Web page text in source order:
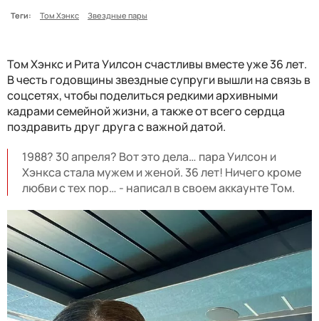
Теги:
Том Хэнкс Звездные пары
Том Хэнкс и Рита Уилсон счастливы вместе уже 36 лет.
В честь годовщины звездные супруги вышли на связь в
соцсетях, чтобы поделиться редкими архивными
кадрами семейной жизни, а также от всего сердца
поздравить друг друга с важной датой.
1988? 30 апреля? Вот это дела… пара Уилсон и
Хэнкса стала мужем и женой. 36 лет! Ничего кроме
любви с тех пор… - написал в своем аккаунте Том.